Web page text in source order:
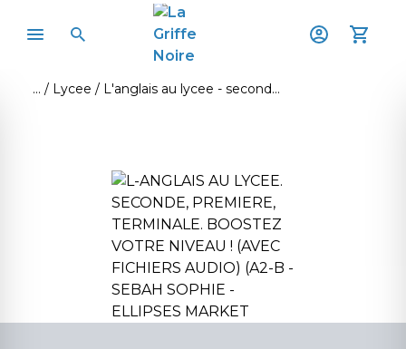
Lycee L'anglais au lycee - seconde, premiere, terminale - comprendre la grammaire, maitriser le vocabulaire